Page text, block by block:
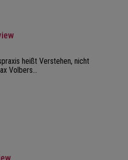
heißt Verstehen, nicht
Volbers…